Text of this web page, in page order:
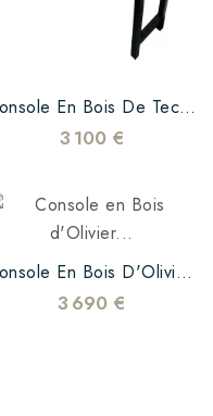
Console En Bois De Teck Et Résine Epoxy Verte Transparente
3 100 €
Console En Bois D'Olivier Et Résine Epoxy Noire
3 690 €